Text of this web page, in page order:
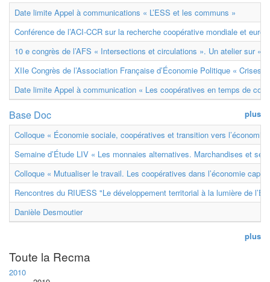
Date limite Appel à communications « L’ESS et les communs »
Conférence de l’ACI-CCR sur la recherche coopérative mondiale et
10 e congrès de l’AFS « Intersections et circulations ». Un atelier sur «
XIIe Congrès de l’Association Française d’Économie Politique « Crises
Date limite Appel à communication « Les coopératives en temps de
plus
Base Doc
Colloque « Économie sociale, coopératives et transition vers
Semaine d’Étude LIV « Les monnaies alternatives. Marchandises et
Colloque « Mutualiser le travail. Les coopératives dans l’économie
Rencontres du RIUESS "Le développement territorial à la lumière de
Danièle Desmoutier
plus
Toute la Recma
2010